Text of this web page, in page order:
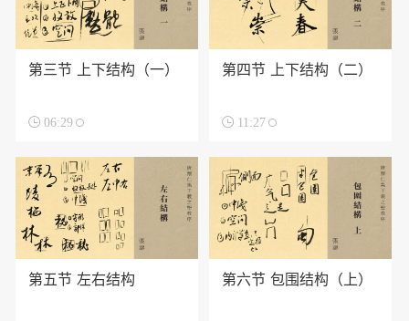
第三节 上下结构（一）
 06:29
第四节 上下结构（二）
 11:27
第五节 左右结构 第六节 包围结构（上）